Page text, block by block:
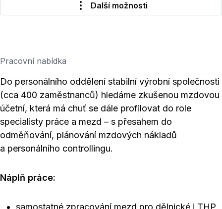
Další možnosti
Pracovní nabídka
Do personálního oddělení stabilní výrobní společnosti
(cca 400 zaměstnanců) hledáme zkušenou mzdovou
účetní, která má chuť se dále profilovat do role
specialisty práce a mezd – s přesahem do
odměňování, plánování mzdových nákladů
a personálního controllingu.
Náplň práce:
samostatné zpracování mezd pro dělnické i THP